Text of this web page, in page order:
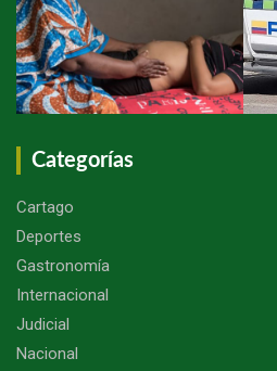
Categorías
Cartago
Deportes
Gastronomía
Internacional
Judicial
Nacional